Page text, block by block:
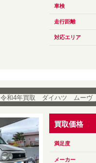
車検
走行距離
対応エリア
令和4年買取 ダイハツ ムーヴ
買取価格
満足度
メーカー